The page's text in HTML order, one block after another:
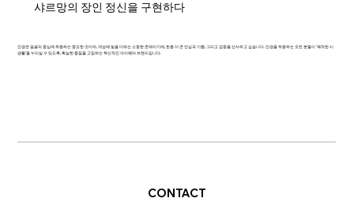
샤르망의 장인 정신을 구현하다
안경은 얼굴의 중심에 착용하는 중요한 것이자, 개성에 빛을 더하는 소중한 존재이기에, 한층 더 큰 안심과 기쁨, 그리고 감동을 선사하고 싶습니다. 안경을 착용하는 모든 분들이 '쾌적한 시
생활'을 누리실 수 있도록, 확실한 품질을 고집하는 혁신적인 아이웨어 브랜드입니다.
CONTACT